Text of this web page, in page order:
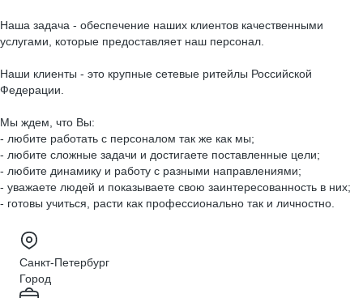
Наша задача - обеспечение наших клиентов качественными
услугами, которые предоставляет наш персонал.
Наши клиенты - это крупные сетевые ритейлы Российской
Федерации.
Мы ждем, что Вы:
- любите работать с персоналом так же как мы;
- любите сложные задачи и достигаете поставленные цели;
- любите динамику и работу с разными направлениями;
- уважаете людей и показываете свою заинтересованность в них;
- готовы учиться, расти как профессионально так и личностно.
Санкт-Петербург
Город